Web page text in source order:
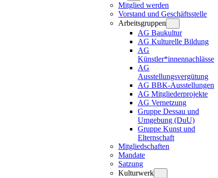
Mitglied werden
Vorstand und Geschäftsstelle
Arbeitsgruppen
AG Baukultur
AG Kulturelle Bildung
AG
Künstler*innennachlässe
AG
Ausstellungsvergütung
AG BBK-Ausstellungen
AG Mitgliederprojekte
AG Vernetzung
Gruppe Dessau und
Umgebung (DuU)
Gruppe Kunst und
Elternschaft
Mitgliedschaften
Mandate
Satzung
Kulturwerk